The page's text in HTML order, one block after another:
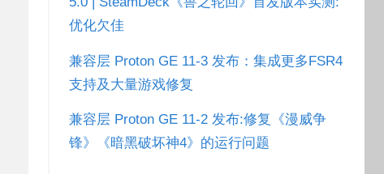
优化欠佳
兼容层 Proton GE 11-3 发布：集成更多FSR4
支持及大量游戏修复
兼容层 Proton GE 11-2 发布:修复《漫威争
锋》《暗黑破坏神4》的运行问题